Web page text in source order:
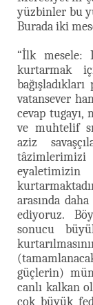
yüzbinler bu
Burada iki
“İlk mesele:
kurtarmak
vatansever
cevap tugayı,
ve muhtelif
aziz
arasında
ediyoruz.
sonucu
güçlerin)
canlı kalkan
çok büyük